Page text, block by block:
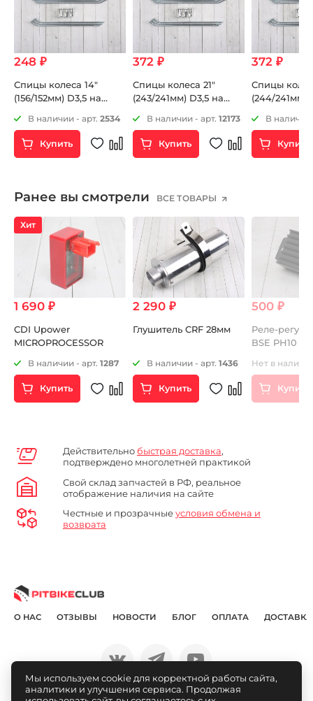
248 ₽
Спицы колеса 14"
(156/152мм) D3,5 на
В наличии - арт. 2534
Купить
372 ₽
Спицы колеса 21"
(243/241мм) D3,5 на
В наличии - арт. 12173
Купить
372 ₽
Спицы
(244/241мм)
В наличии
Купить
Ранее вы смотрели ВСЕ ТОВАРЫ
Хит
1 690 ₽
CDI Upower
MICROPROCESSOR
В наличии - арт. 1287
Купить
2 290 ₽
Глушитель CRF 28мм
В наличии - арт. 1436
Купить
500 ₽
Реле-
BSE PH10
Нет в
Купить
Действительно быстрая доставка,
подтверждено многолетней практикой
Свой склад запчастей в РФ, реальное
отображение наличия на сайте
Честные и прозрачныеусловия обмена и
возврата
О НАС ОТЗЫВЫ НОВОСТИ БЛОГ ОПЛАТА ДОСТАВКА
© Pitbikeclub.ru 2012-2026
Мы используем cookie для корректной работы сайта,
аналитики и улучшения сервиса. Продолжая